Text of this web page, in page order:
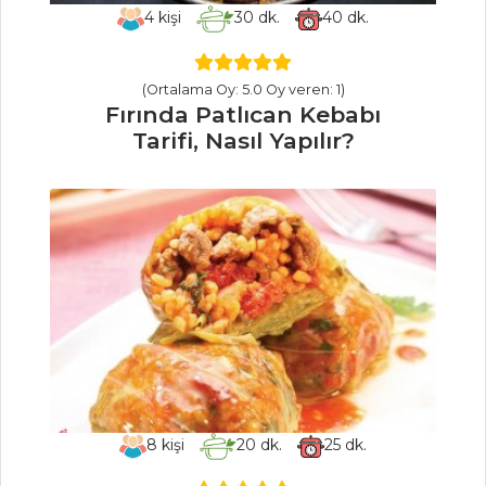
Salatası Tarifi, Nasıl
Yapılır?
Avokadolu Salata
Tarifi, Nasıl Yapılır?
Salatalar Tüm
BALIK
YEMEKLERI
Bamyalı Çipura
Balığı Tarifi, Nasıl
Yapılır?
Sebzeli Levrek
Izgara Tarifi, Nasıl
Yapılır?
4 kişi 30 dk. 40 dk.
(Ortalama Oy: 5.0 Oy veren: 1)
Fırında Patlıcan Kebabı
Tarifi, Nasıl Yapılır?
8 kişi 20 dk. 25 dk.